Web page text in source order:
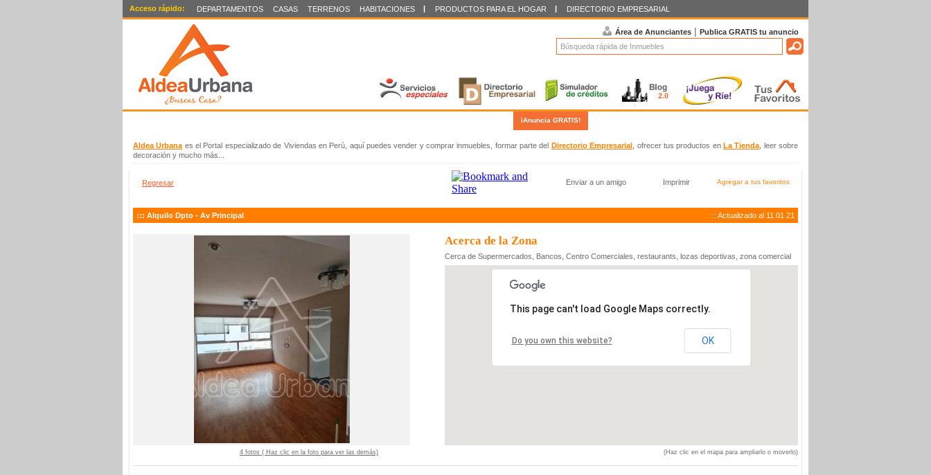
Acceso rápido: DEPARTAMENTOS CASAS TERRENOS HABITACIONES | PRODUCTOS PARA EL HOGAR | DIRECTORIO EMPRESARIAL
Área de Anunciantes | Publica GRATIS tu anuncio
ìAnuncia GRATIS!
Aldea Urbana es el Portal especializado de Viviendas en Perú, aquí puedes vender y comprar inmuebles, formar parte del Directorio Empresarial , ofrecer tus productos en La Tienda , leer sobre
decoración y mucho más...
Regresar Enviar a un amigo Imprimir Agregar a tus favoritos
::: Alquilo Dpto - Av Principal ::: Actualizado al 11.01.21
Acerca de la Zona
Cerca de Supermercados, Bancos, Centro Comerciales, restaurants, lozas deportivas, zona comercial
This page can't load Google Maps correctly.
Do you own this website? OK
4 fotos ( Haz clic en la foto para ver las demás) (Haz clic en el mapa para ampliarlo o moverlo)